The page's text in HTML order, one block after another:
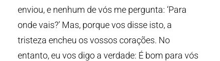
enviou, e nenhum de vós me pergunta: ‘Para
onde vais?’ Mas, porque vos disse isto, a
tristeza encheu os vossos corações. No
entanto, eu vos digo a verdade: É bom para vós